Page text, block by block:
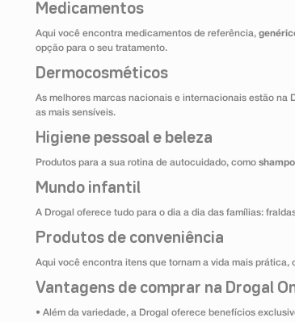
Medicamentos
Aqui você encontra medicamentos de referência,
opção para o seu tratamento.
Dermocosméticos
As melhores marcas nacionais e internacionais estão
as mais sensíveis.
Higiene pessoal e beleza
Produtos para a sua rotina de autocuidado, como
Mundo infantil
A Drogal oferece tudo para o dia a dia das famílias:
Produtos de conveniência
Aqui você encontra itens que tornam a vida mais prática,
Vantagens de comprar na Drogal
• Além da variedade, a Drogal oferece benefícios